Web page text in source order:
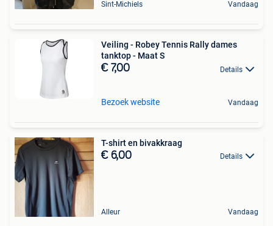
Sint-Michiels Vandaag
Veiling - Robey Tennis Rally dames
tanktop - Maat S
€ 7,00 Details
Bezoek website Vandaag
T-shirt en bivakkraag
€ 6,00 Details
Alleur Vandaag